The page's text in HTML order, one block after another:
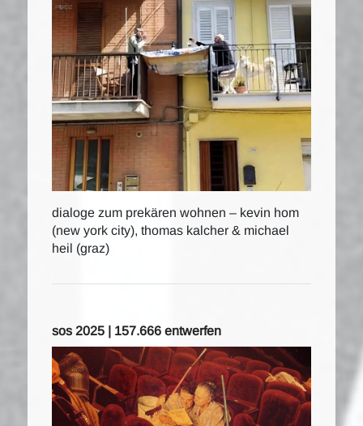
dialoge zum prekären wohnen – kevin hom
(new york city), thomas kalcher & michael
heil (graz)
sos 2025 | 157.666 entwerfen